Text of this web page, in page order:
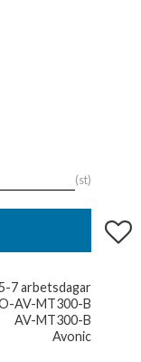
st
Lägg
7 arbetsdagar
AV-MT300-B
AV-MT300-B
Avonic